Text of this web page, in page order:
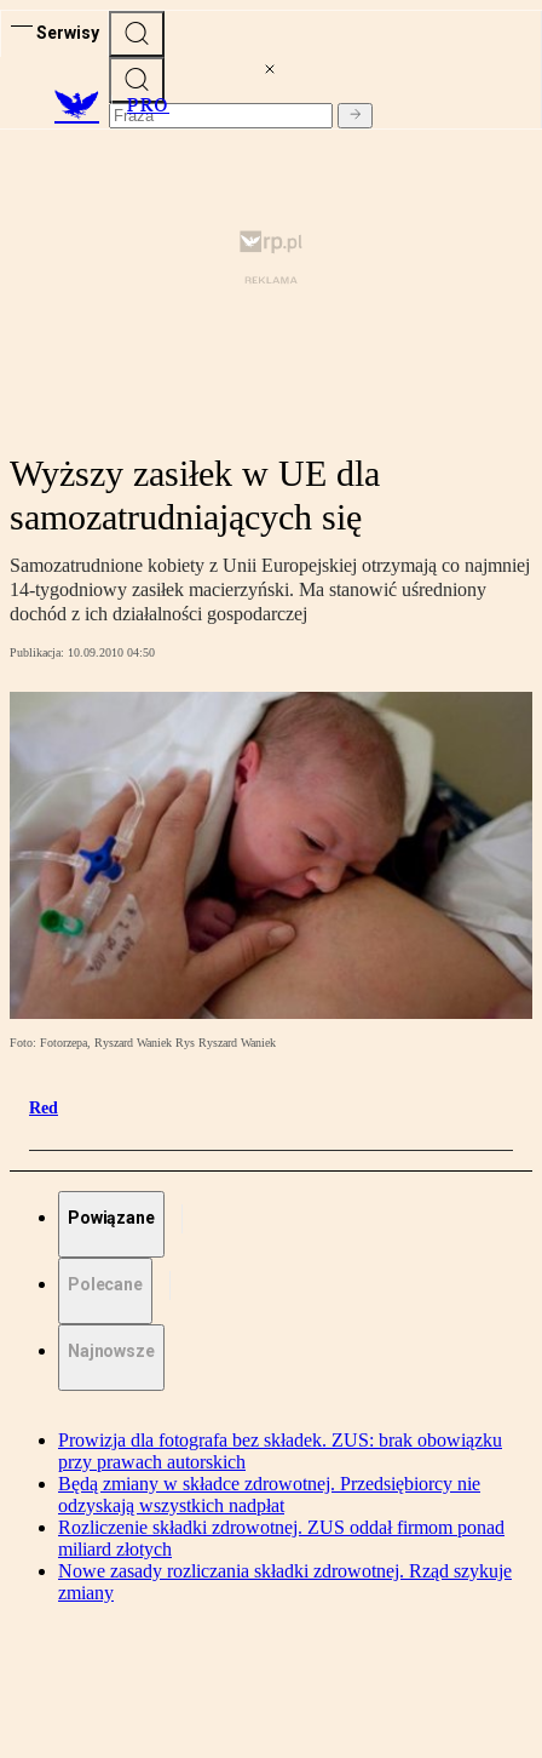
Serwisy
PRO
Wyższy zasiłek w UE dla
samozatrudniających się
Samozatrudnione kobiety z Unii Europejskiej otrzymają co najmniej
14-tygodniowy zasiłek macierzyński. Ma stanowić uśredniony
dochód z ich działalności gospodarczej
Publikacja: 10.09.2010 04:50
Foto: Fotorzepa, Ryszard Waniek Rys Ryszard Waniek
Red
Powiązane
Polecane
Najnowsze
Prowizja dla fotografa bez składek. ZUS: brak obowiązku
przy prawach autorskich
Będą zmiany w składce zdrowotnej. Przedsiębiorcy nie
odzyskają wszystkich nadpłat
Rozliczenie składki zdrowotnej. ZUS oddał firmom ponad
miliard złotych
Nowe zasady rozliczania składki zdrowotnej. Rząd szykuje
zmiany